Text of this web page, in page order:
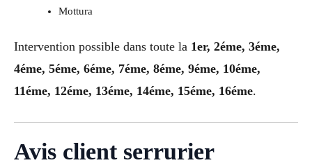
Mottura
Intervention possible dans toute la 1er, 2éme, 3éme,
4éme, 5éme, 6éme, 7éme, 8éme, 9éme, 10éme,
11éme, 12éme, 13éme, 14éme, 15éme, 16éme.
Avis client serrurier